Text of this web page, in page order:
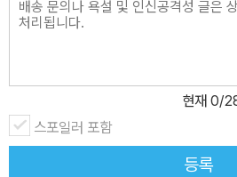
현재 0/
스포일러 포함
등록